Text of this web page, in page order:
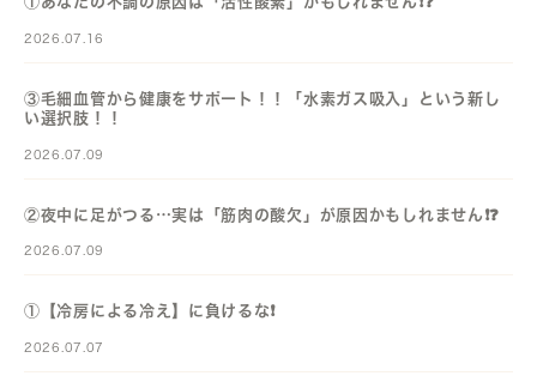
2026.07.16
③毛細血管から健康をサポート！！「水素ガス吸入」という新し
い選択肢！！
2026.07.09
②夜中に足がつる…実は「筋肉の酸欠」が原因かもしれません❗️❓️
2026.07.09
①【冷房による冷え】に負けるな❗️
2026.07.07